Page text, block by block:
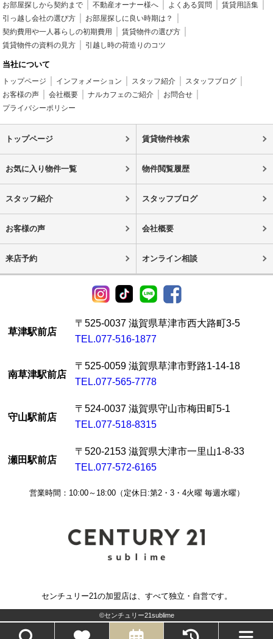
お部屋探しから契約まで 不動産オーナー様へ よくある質問
賃貸用語集
引っ越し会社の選び方
お部屋探しに良い時期は？
契約費用や一人暮らしの初期費用
賃貸物件の選び方
賃貸物件の資料の見方
引越し時の荷造りのコツ
当社について
トップページ インフォメーション スタッフ紹介
スタッフブログ
お客様の声
会社概要 ナルカフェのご紹介
お問合せ
プライバシーポリシー
トップページ 賃貸物件検索
お気に入り物件一覧 物件閲覧履歴
スタッフ紹介 スタッフブログ
お客様の声 会社概要
来店予約 オンライン相談
草津駅前店
〒525-0037 滋賀県草津市西大路町3-5
TEL.077-516-1877
南草津駅前店
〒525-0059 滋賀県草津市野路1-14-18
TEL.077-565-7778
守山駅前店
〒524-0037 滋賀県守山市梅田町5-1
TEL.077-518-8315
瀬田駅前店
〒520-2153 滋賀県大津市一里山1-8-33
TEL.077-572-6165
営業時間：10:00～18:00（定休日:第2・3・4火曜 毎週水曜）
センチュリー21の加盟店は、すべて独立・自営です。
©センチュリー21sublime